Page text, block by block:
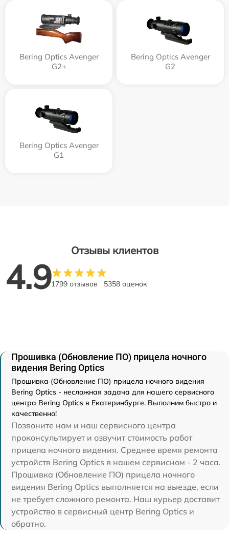
Bering Optics Avenger
G2+
Bering Optics Avenger
G2
Bering Optics Avenger
G1
Отзывы клиентов
4.91799 отзывов 5358 оценок
Прошивка (Обновление ПО) прицела ночного
видения Bering Optics
Прошивка (Обновление ПО) прицела ночного видения
Bering Optics - несложная задача для нашего сервисного
центра Bering Optics в Екатеринбурге. Выполним быстро и
качественно!
Позвоните нам и наш сервисного центра
проконсультирует и озвучит стоимость работ
прицела ночного видения. Среднее время ремонта
устройств Bering Optics в нашем сервисном - 2 часа.
Прошивка (Обновление ПО) прицела ночного
видения Bering Optics выполняется на выезде, если
не требует сложного ремонта. Наш курьер доставит
устройство в сервисный центр Bering Optics и
обратно.